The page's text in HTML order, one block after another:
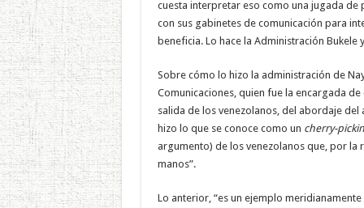
cuesta interpretar eso como una jugada
con sus gabinetes de comunicación para
beneficia. Lo hace la Administración
Sobre cómo lo hizo la administración de
Comunicaciones, quien fue la encargada
salida de los venezolanos, del abordaje
hizo lo que se conoce como un cherry-
argumento) de los venezolanos que, por la
manos”.
Lo anterior, “es un ejemplo